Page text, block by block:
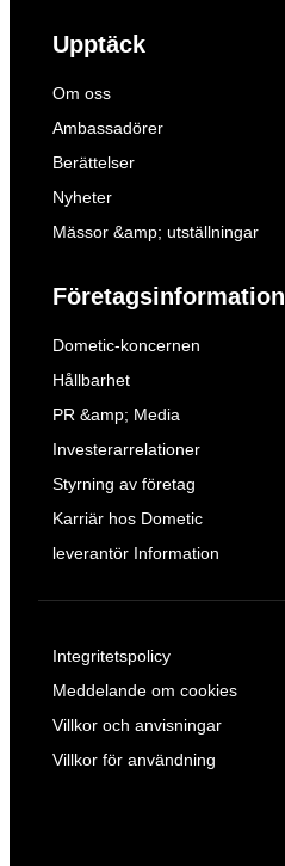
Upptäck
Om oss
Ambassadörer
Berättelser
Nyheter
Mässor &amp; utställningar
Företagsinformation
Dometic-koncernen
Hållbarhet
PR &amp; Media
Investerarrelationer
Styrning av företag
Karriär hos Dometic
leverantör Information
Integritetspolicy
Meddelande om cookies
Villkor och anvisningar
Villkor för användning